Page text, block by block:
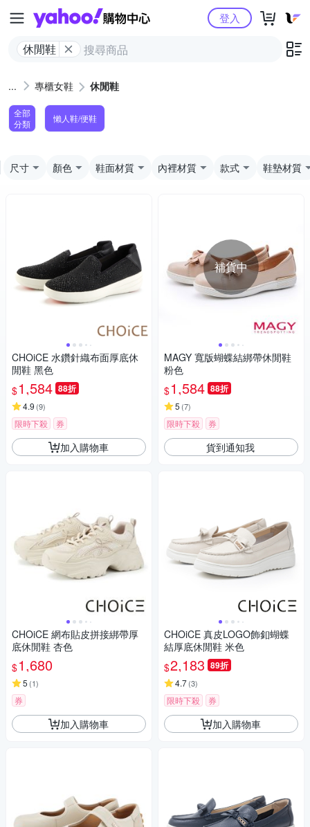
Yahoo購物中心
休閒鞋
登入
專櫃女鞋 休閒鞋
全部
分類
懶人鞋/便鞋
尺寸 顏色 鞋面材質 內裡材質 款式 鞋墊材質
CHOiCE 水鑽針織布面厚底休
閒鞋 黑色
$1,584 88折
4.9 (9)
限時下殺 券
加入購物車
CHOiCE 網布貼皮拼接綁帶厚
底休閒鞋 杏色
$1,680
5 (1)
券
加入購物車
補貨中
MAGY 寬版蝴蝶結綁帶休閒鞋
粉色
$1,584 88折
5 (7)
限時下殺 券
貨到通知我
CHOiCE 真皮LOGO飾釦蝴蝶
結厚底休閒鞋 米色
$2,183 89折
4.7(3)
限時下殺 券
加入購物車